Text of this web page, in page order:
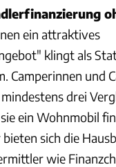
ein attraktives
klingt als
Camperinnen und
drei
ein Wohnmobil
sich die
wie